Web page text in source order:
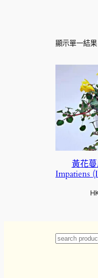
顯示單一結果
黃花
Impatiens
Search